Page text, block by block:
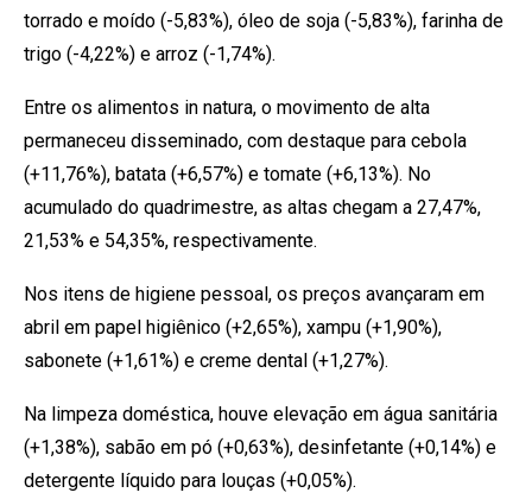
torrado e moído (-5,83%), óleo de soja (-5,83%), farinha de
trigo (-4,22%) e arroz (-1,74%).
Entre os alimentos in natura, o movimento de alta
permaneceu disseminado, com destaque para cebola
(+11,76%), batata (+6,57%) e tomate (+6,13%). No
acumulado do quadrimestre, as altas chegam a 27,47%,
21,53% e 54,35%, respectivamente.
Nos itens de higiene pessoal, os preços avançaram em
abril em papel higiênico (+2,65%), xampu (+1,90%),
sabonete (+1,61%) e creme dental (+1,27%).
Na limpeza doméstica, houve elevação em água sanitária
(+1,38%), sabão em pó (+0,63%), desinfetante (+0,14%) e
detergente líquido para louças (+0,05%).